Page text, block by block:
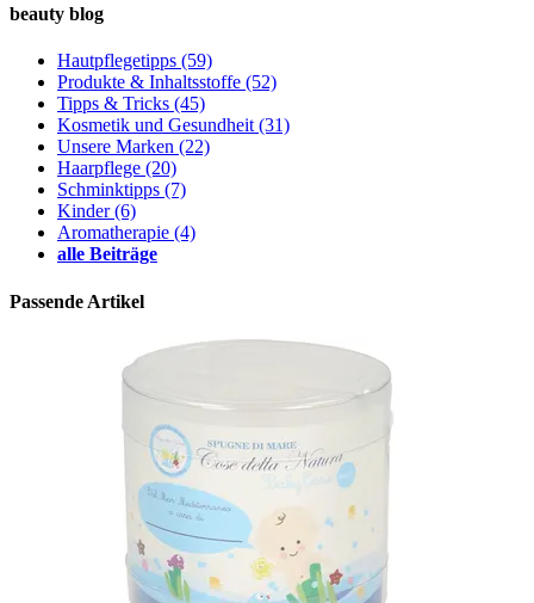
beauty blog
Hautpflegetipps (59)
Produkte & Inhaltsstoffe (52)
Tipps & Tricks (45)
Kosmetik und Gesundheit (31)
Unsere Marken (22)
Haarpflege (20)
Schminktipps (7)
Kinder(6)
Aromatherapie (4)
alle Beiträge
Passende Artikel